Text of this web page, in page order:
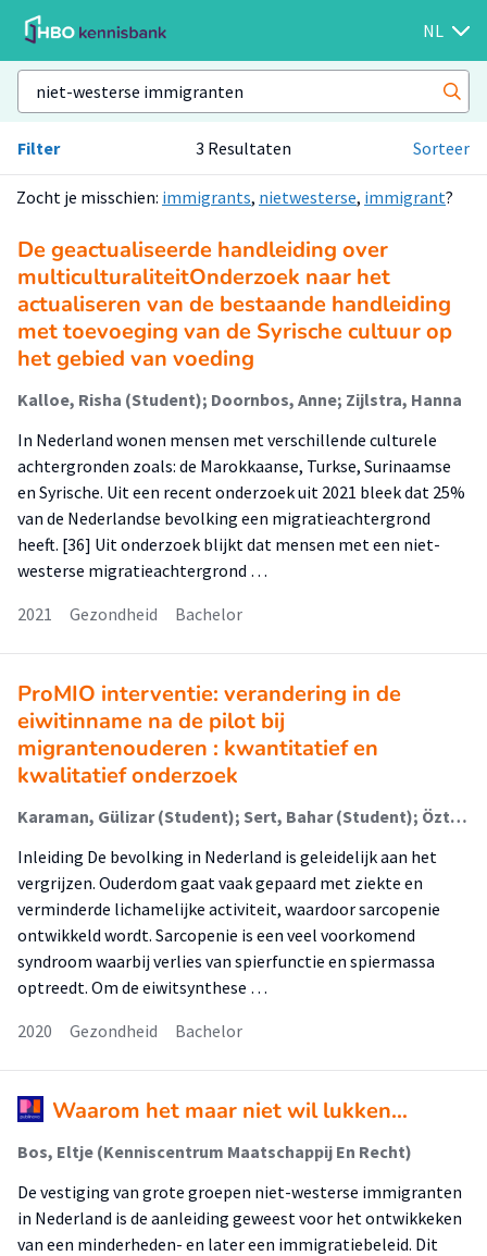
NL
Filter 3 Resultaten Sorteer
Zocht je misschien: immigrants, nietwesterse, immigrant?
De geactualiseerde handleiding over
multiculturaliteitOnderzoek naar het
actualiseren van de bestaande handleiding
met toevoeging van de Syrische cultuur op
het gebied van voeding
Kalloe, Risha (Student); Doornbos, Anne; Zijlstra, Hanna
In Nederland wonen mensen met verschillende culturele
achtergronden zoals: de Marokkaanse, Turkse, Surinaamse
en Syrische. Uit een recent onderzoek uit 2021 bleek dat 25%
van de Nederlandse bevolking een migratieachtergrond
heeft. [36] Uit onderzoek blijkt dat mensen met een niet-
westerse migratieachtergrond …
2021
Gezondheid Bachelor
ProMIO interventie: verandering in de
eiwitinname na de pilot bij
migrantenouderen : kwantitatief en
kwalitatief onderzoek
Karaman, Gülizar (Student); Sert, Bahar (Student); Öztürk, Halime
Inleiding De bevolking in Nederland is geleidelijk aan het
vergrijzen. Ouderdom gaat vaak gepaard met ziekte en
verminderde lichamelijke activiteit, waardoor sarcopenie
ontwikkeld wordt. Sarcopenie is een veel voorkomend
syndroom waarbij verlies van spierfunctie en spiermassa
optreedt. Om de eiwitsynthese …
2020
Gezondheid Bachelor
Waarom het maar niet wil lukken…
Bos, Eltje (Kenniscentrum Maatschappij En Recht)
De vestiging van grote groepen niet-westerse immigranten
in Nederland is de aanleiding geweest voor het ontwikkeken
van een minderheden- en later een immigratiebeleid. Dit